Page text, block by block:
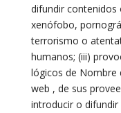
difundir contenidos
xenófobo,
terrorismo o
humanos; (iii)
lógicos de Nombre
web , de sus
introducir o